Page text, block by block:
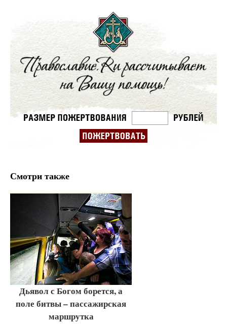
Смотри также
Дьявол с Богом борется, а
поле битвы – пассажирская
маршрутка